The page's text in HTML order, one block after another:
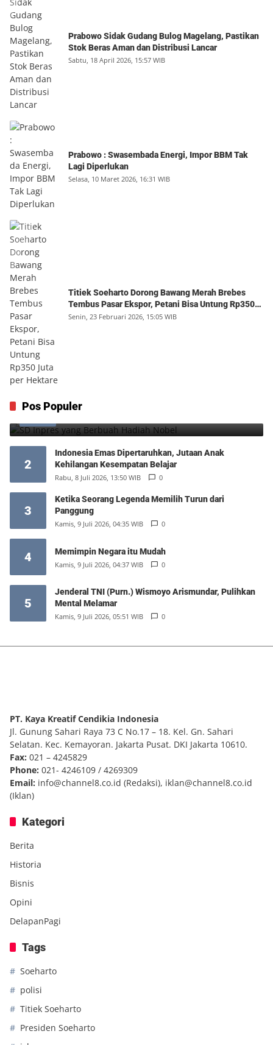
Prabowo Sidak Gudang Bulog Magelang, Pastikan
Stok Beras Aman dan Distribusi Lancar
Sabtu, 18 April 2026, 15:57 WIB
Prabowo : Swasembada Energi, Impor BBM Tak
Lagi Diperlukan
Selasa, 10 Maret 2026, 16:31 WIB
Titiek Soeharto Dorong Bawang Merah Brebes
Tembus Pasar Ekspor, Petani Bisa Untung Rp350
Juta per Hektare
Senin, 23 Februari 2026, 15:05 WIB
Pos Populer
1 SD Inpres yang Berbuah Hadiah Nobel
2
Indonesia Emas Dipertaruhkan, Jutaan Anak
Kehilangan Kesempatan Belajar
Rabu, 8 Juli 2026, 13:50 WIB 0
3
Ketika Seorang Legenda Memilih Turun dari
Panggung
Kamis, 9 Juli 2026, 04:35 WIB 0
4 Memimpin Negara itu Mudah
Kamis, 9 Juli 2026, 04:37 WIB 0
5
Jenderal TNI (Purn.) Wismoyo Arismundar, Pulihkan
Mental Melamar
Kamis, 9 Juli 2026, 05:51 WIB 0
PT. Kaya Kreatif Cendikia Indonesia
Jl. Gunung Sahari Raya 73 C No.17 – 18. Kel. Gn. Sahari
Selatan. Kec. Kemayoran. Jakarta Pusat. DKI Jakarta 10610.
Fax: 021 – 4245829
Phone: 021- 4246109 / 4269309
Email: info@channel8.co.id (Redaksi), iklan@channel8.co.id
(Iklan)
Kategori
Berita
Historia
Bisnis
Opini
DelapanPagi
Tags
Soeharto
polisi
Titiek Soeharto
Presiden Soeharto